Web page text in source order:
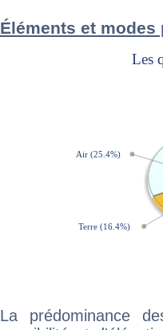
Éléments et modes
La prédominance